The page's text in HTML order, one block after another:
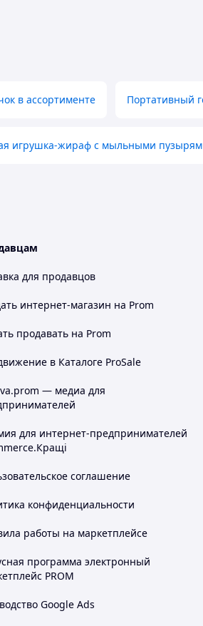
в ассортименте Портативный
игрушка-жираф с мыльными
для продавцов
интернет-магазин на Prom
продавать на Prom
в Каталоге ProSale
— медиа для
для интернет-предпринимателей
соглашение
конфиденциальности
работы на маркетплейсе
программа электронный
PROM
Google Ads